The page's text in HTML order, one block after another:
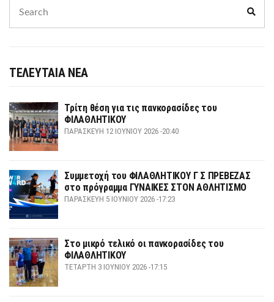
for:
ΤΕΛΕΥΤΑΙΑ ΝΕΑ
Τρίτη θέση για τις πανκορασίδες του
ΦΙΛΑΘΛΗΤΙΚΟΥ
ΠΑΡΑΣΚΕΥΉ 12 ΙΟΥΝΊΟΥ 2026 -20:40
Συμμετοχή του ΦΙΛΑΘΛΗΤΙΚΟΥ Γ Σ ΠΡΕΒΕΖΑΣ
στο πρόγραμμα ΓΥΝΑΙΚΕΣ ΣΤΟΝ ΑΘΛΗΤΙΣΜΟ
ΠΑΡΑΣΚΕΥΉ 5 ΙΟΥΝΊΟΥ 2026 -17:23
Στο μικρό τελικό οι πανκορασίδες του
ΦΙΛΑΘΛΗΤΙΚΟΥ
ΤΕΤΆΡΤΗ 3 ΙΟΥΝΊΟΥ 2026 -17:15